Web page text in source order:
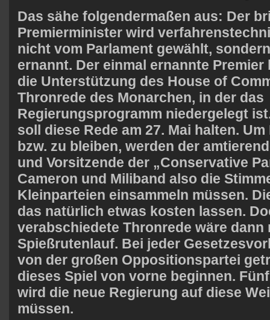
Das sähe folgendermaßen aus: Der
Premierminister wird
nicht vom Parlament gewählt,
ernannt. Der einmal ernannte
die Unterstützung des House of
Thronrede des Monarchen, in der das
Regierungsprogramm niedergelegt
soll diese Rede am 27. Mai halten.
bzw. zu bleiben, werden der
und Vorsitzende der „Conservative
Cameron und Miliband also die
Kleinparteien einsammeln müssen.
das natürlich etwas kosten lassen.
verabschiedete Thronrede wäre dann
Spießrutenlauf. Bei jeder
von der großen Oppositionspartei
dieses Spiel von vorne beginnen.
wird die neue Regierung auf diese
müssen.